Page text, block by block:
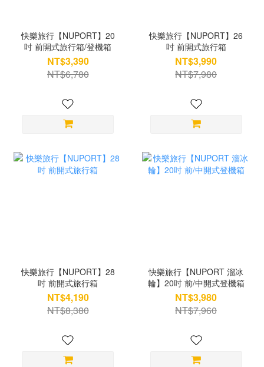
快樂旅行【NUPORT】20
吋 前開式旅行箱/登機箱
NT$3,390
NT$6,780
快樂旅行【NUPORT】26
吋 前開式旅行箱
NT$3,990
NT$7,980
快樂旅行【NUPORT】28
吋 前開式旅行箱
NT$4,190
NT$8,380
快樂旅行【NUPORT 溜冰
輪】20吋 前/中開式登機箱
NT$3,980
NT$7,960